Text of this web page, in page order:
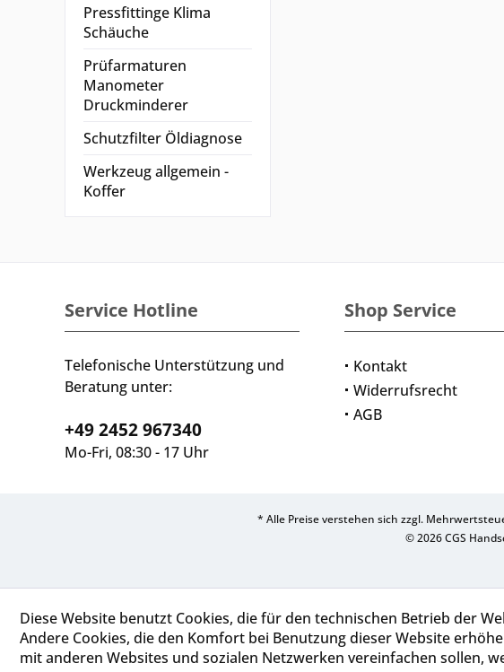
Pressfittinge Klima
Schäuche
Prüfarmaturen
Manometer
Druckminderer
Schutzfilter Öldiagnose
Werkzeug allgemein -
Koffer
Service Hotline
Telefonische Unterstützung und
Beratung unter:
+49 2452 967340
Mo-Fri, 08:30 - 17 Uhr
Shop Service
Kontakt
Widerrufsrecht
AGB
* Alle Preise verstehen sich zzgl.
© 2026 CGS
Diese Website benutzt Cookies, die für den technischen Betrieb der
Andere Cookies, die den Komfort bei Benutzung dieser Website
mit anderen Websites und sozialen Netzwerken vereinfachen sollen,